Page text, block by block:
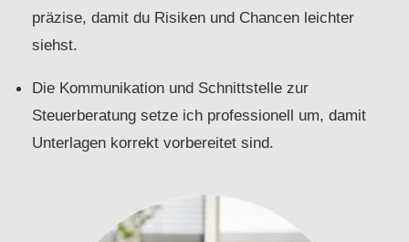
präzise, damit du Risiken und Chancen leichter
siehst.
Die Kommunikation und Schnittstelle zur
Steuerberatung setze ich professionell um, damit
Unterlagen korrekt vorbereitet sind.